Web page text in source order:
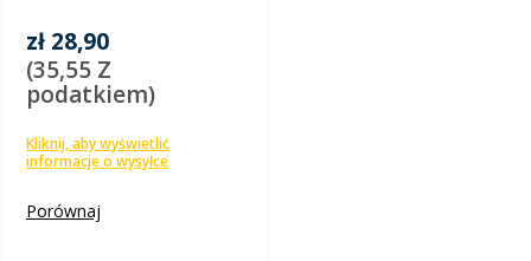
zł 28,90
(35,55 Z
podatkiem)
Kliknij, aby wyświetlić
informacje o wysyłce
Porównaj